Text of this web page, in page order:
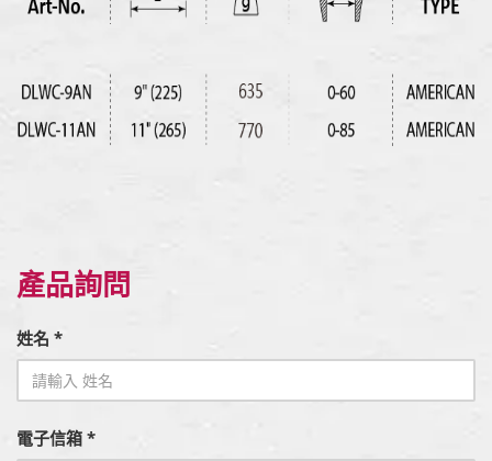
產品詢問
姓名 *
電子信箱 *